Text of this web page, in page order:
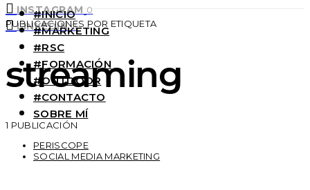
INSTAGRAM 0
LINKEDIN 0
#INICIO
#MARKETING
#RSC
#FORMACIÓN
#OUTDOOR
#CONTACTO
SOBRE MÍ
PUBLICACIONES POR ETIQUETA
streaming
1 PUBLICACIÓN
PERISCOPE
SOCIAL MEDIA MARKETING